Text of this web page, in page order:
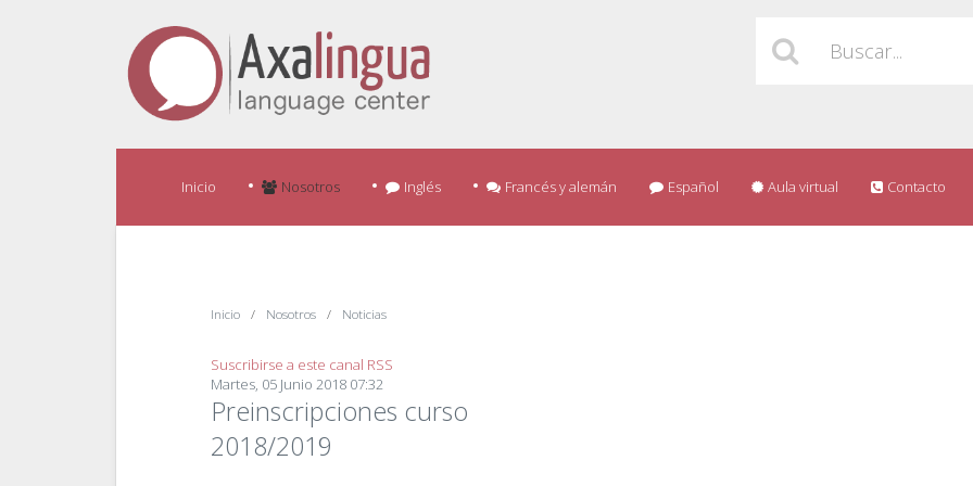
Inicio Nosotros Inglés Francés y alemán Español Aula virtual Contacto
Inicio Nosotros Noticias
Suscribirse a este canal RSS
Martes, 05 Junio 2018 07:32
Preinscripciones curso
2018/2019